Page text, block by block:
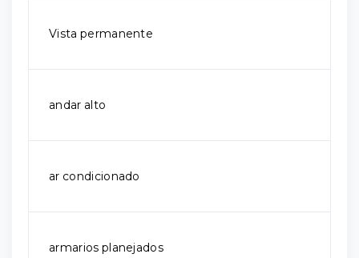
Vista permanente
andar alto
ar condicionado
armarios planejados